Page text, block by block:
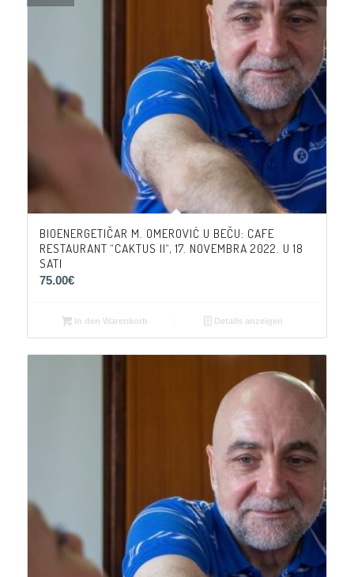
BIOENERGETIČAR M. OMEROVIĆ U BEČU: CAFE
RESTAURANT “CAKTUS II“, 17. NOVEMBRA 2022. U 18
SATI
75.00€
In den Warenkorb Details anzeigen